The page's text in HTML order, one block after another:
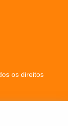
os direitos